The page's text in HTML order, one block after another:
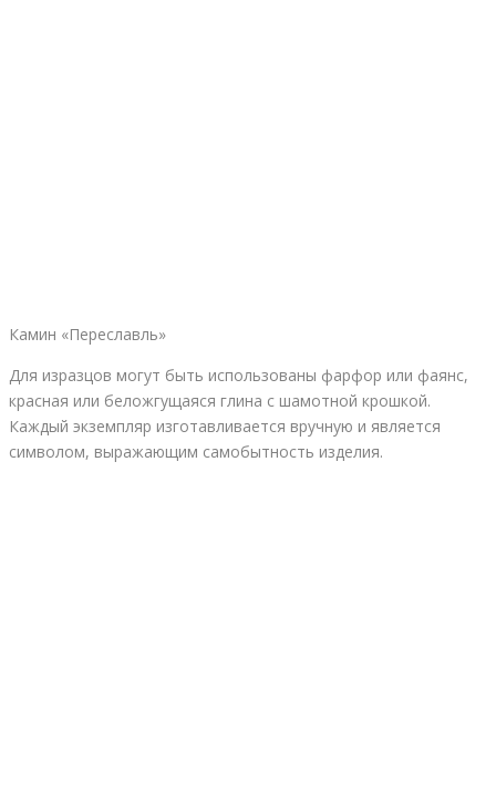
Камин «Переславль»
Для изразцов могут быть использованы фарфор или фаянс,
красная или беложгущаяся глина с шамотной крошкой.
Каждый экземпляр изготавливается вручную и является
символом, выражающим самобытность изделия.